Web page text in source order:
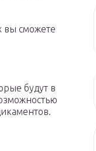
вы сможете
будут в